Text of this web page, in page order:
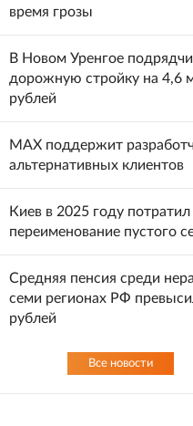
время грозы
В Новом Уренгое
дорожную стройку на 4,6
рублей
MAX поддержит
альтернативных клиентов
Киев в 2025 году
переименование пустого
Средняя пенсия среди
семи регионах РФ
рублей
Все новости